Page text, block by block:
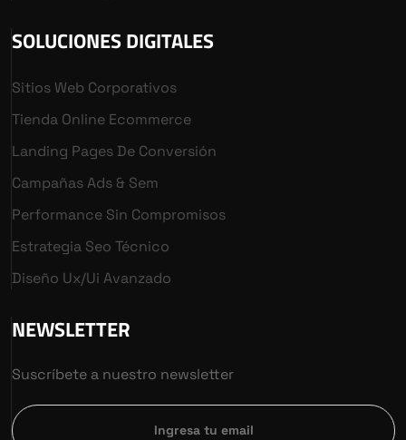
SOLUCIONES DIGITALES
Sitios Web Corporativos
Tienda Online Ecommerce
Landing Pages De Conversión
Campañas Ads & Sem
Performance Sin Compromisos
Estrategia Seo Técnico
Diseño Ux/ui Avanzado
NEWSLETTER
Suscríbete a nuestro newsletter